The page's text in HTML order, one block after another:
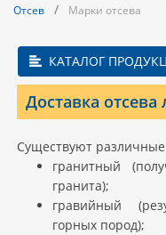
Отсев / Марки отсева
КАТАЛОГ
Доставка
Существуют
гранитный
гранита);
гравийный
горных пород);